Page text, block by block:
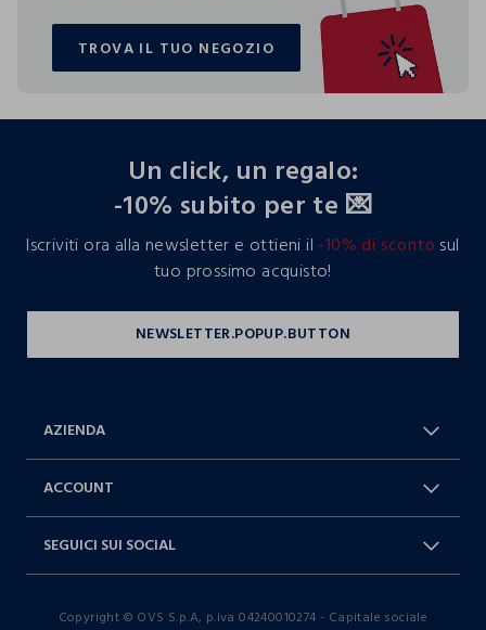
TROVA IL TUO NEGOZIO
TROVA IL TUO NEGOZIO
Un click, un regalo:
-10% subito per te 💌
Iscriviti ora alla newsletter e ottieni il -10% di sconto sul
tuo prossimo acquisto!
AZIENDA
Dichiarazione accessibilità
ACCOUNT
SEGUICI SUI SOCIAL
TikTok
Copyright © OVS S.p.A, p.iva 04240010274 - Capitale sociale